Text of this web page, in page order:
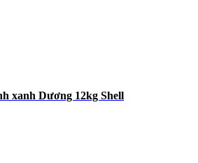
xanh Dương 12kg Shell